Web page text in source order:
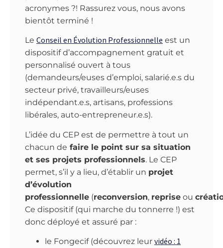
acronymes ?! Rassurez vous, nous avons
bientôt terminé !
Le Conseil en Évolution Professionnelle est un
dispositif d’accompagnement gratuit et
personnalisé ouvert à tous
(demandeurs/euses d’emploi, salarié.e.s du
secteur privé, travailleurs/euses
indépendant.e.s, artisans, professions
libérales, auto-entrepreneur.e.s).
L’idée du CEP est de permettre à tout un
chacun de faire le point sur sa situation
et ses projets professionnels. Le CEP
permet, s’il y a lieu, d’établir un projet
d’évolution
professionnelle (reconversion, reprise ou
Ce dispositif (qui marche du tonnerre !) est
donc déployé et assuré par :
le Fongecif (découvrez leur vidéo : 1